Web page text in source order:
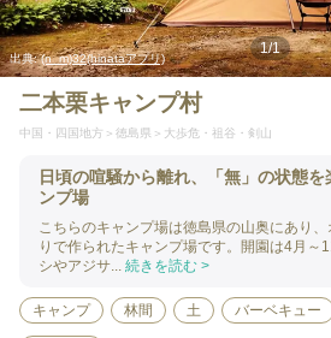
出典:(n_m)32(hinataアプリ)
1/1
二本栗キャンプ村
中国・四国地方 徳島県 大歩危・祖谷・剣山
日頃の喧騒から離れ、「無」の状態
ンプ場
こちらのキャンプ場は徳島県の山奥にあり
りで作られたキャンプ場です。開園は4月～
シやアジサ... 続きを読む >
キャンプ 林間 土 バーベキュー